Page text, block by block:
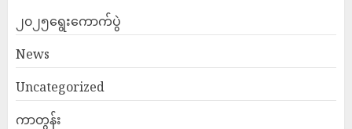
၂၀၂၅ရွေးကောက်ပွဲ
News
Uncategorized
ကာတွန်း